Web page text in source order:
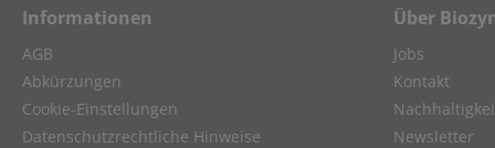
Informationen
AGB
Abkürzungen
Cookie-Einstellungen
Datenschutzrechtliche Hinweise
Über
Jobs
Kontakt
Newsletter